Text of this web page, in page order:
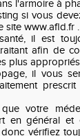
l'armoire à
si vous
site www.afld.fr .
il est
afin de
plus
il vous
votre
en général et
vérifiez